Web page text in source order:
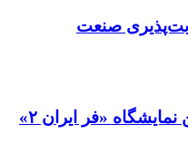
صنعت
تمدید مهلت ثبت‌نام دومین نمایشگاه «فر ایران ۲»